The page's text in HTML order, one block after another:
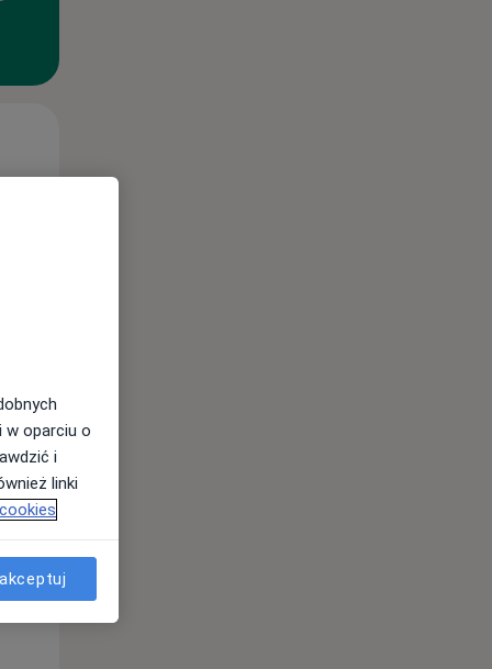
Wt,
11 Sie
w oparciu o
i
linki